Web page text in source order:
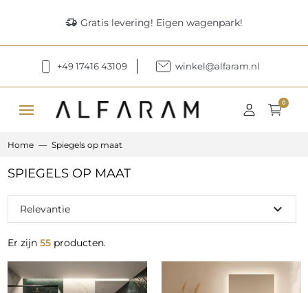
delivery_truck_speed Gratis levering! Eigen wagenpark!
+49 17416 43109 winkel@alfaram.nl
menu 0
Home Spiegels op maat
SPIEGELS OP MAAT
Er zijn 55producten.
Relevantie expand_more